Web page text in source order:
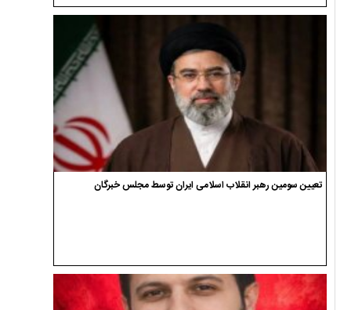
تعیین سومین رهبر انقلاب اسلامی ایران توسط مجلس خبرگان